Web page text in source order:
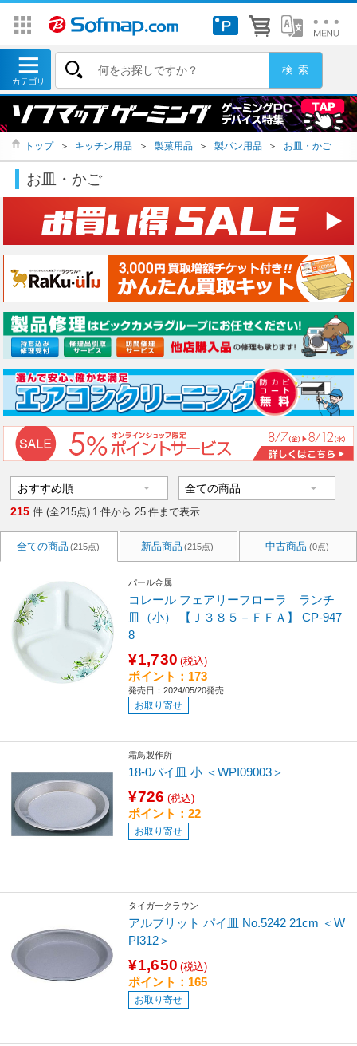
トップ ＞ キッチン用品 ＞ 製菓用品 ＞ 製パン用品 ＞ お皿・かご
お皿・かご
215 件 (全215点) 1 件から 25 件まで表示
全ての商品 (215点) 新品商品 (215点) 中古商品 (0点)
パール金属
コレール フェアリーフローラ ランチ
皿（小） 【Ｊ３８５－ＦＦＡ】 CP-947
8
¥1,730 (税込)
ポイント：173
発売日：2024/05/20発売
お取り寄せ
霜鳥製作所
18-0パイ皿 小 ＜WPI09003＞
¥726 (税込)
ポイント：22
お取り寄せ
タイガークラウン
アルブリット パイ皿 No.5242 21cm ＜W
PI312＞
¥1,650 (税込)
ポイント：165
お取り寄せ